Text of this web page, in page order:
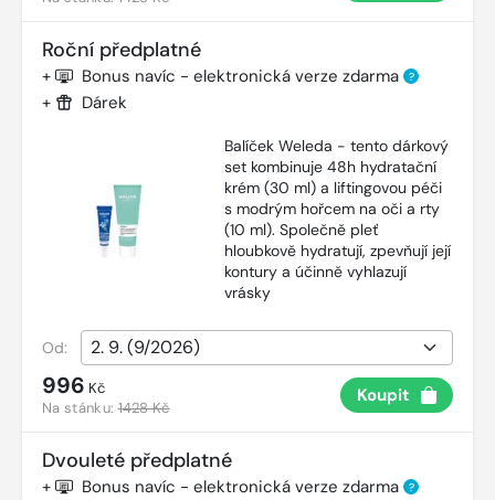
Roční předplatné
+ Bonus navíc - elektronická verze zdarma ?
+ Dárek
Balíček Weleda - tento dárkový
set kombinuje 48h hydratační
krém (30 ml) a liftingovou péči
s modrým hořcem na oči a rty
(10 ml). Společně pleť
hloubkově hydratují, zpevňují její
kontury a účinně vyhlazují
vrásky
Od:
996 Kč
Na stánku:1428 Kč
Koupit
Dvouleté předplatné
+ Bonus navíc - elektronická verze zdarma ?